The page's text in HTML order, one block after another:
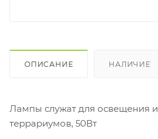
ОПИСАНИЕ НАЛИЧИЕ
Лампы служат для освещения
террариумов, 50Вт